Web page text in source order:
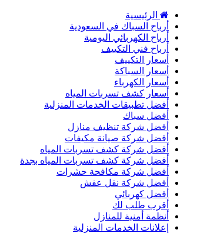
الرئيسية
أرباح السباك في السعودية
أرباح الكهربائي اليومية
أرباح فني التكييف
أسعار التكييف
أسعار السباكة
أسعار الكهرباء
أسعار كشف تسربات المياه
أفضل تطبيقات الخدمات المنزلية
أفضل سباك
أفضل شركة تنظيف منازل
أفضل شركة صيانة مكيفات
أفضل شركة كشف تسربات المياه
أفضل شركة كشف تسربات المياه بجدة
أفضل شركة مكافحة حشرات
أفضل شركة نقل عفش
أفضل كهربائي
أقرب طلب لك
أنظمة أمنية للمنازل
إعلانات الخدمات المنزلية